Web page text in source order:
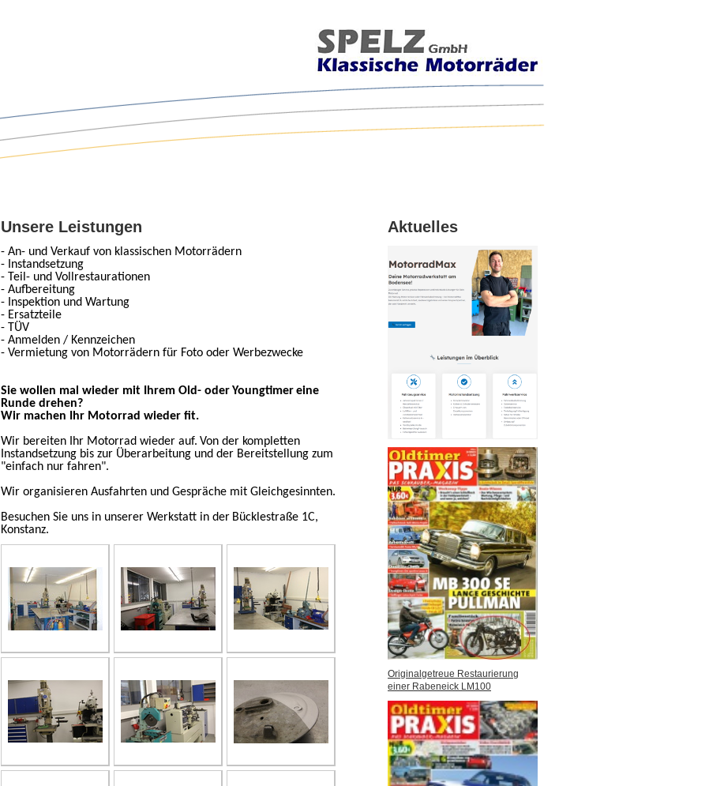
Unsere Leistungen
- An- und Verkauf von klassischen Motorrädern
- Instandsetzung
- Teil- und Vollrestaurationen
- Aufbereitung
- Inspektion und Wartung
- Ersatzteile
- TÜV
- Anmelden / Kennzeichen
- Vermietung von Motorrädern für Foto oder Werbezwecke
Sie wollen mal wieder mit Ihrem Old- oderYoungtimereine
Runde drehen?
Wir machen Ihr Motorrad wieder fit.
Wir bereiten Ihr Motorrad wieder auf. Von der kompletten
Instandsetzung bis zur Überarbeitung und der Bereitstellung zum
"einfach nur fahren".
Wir organisieren Ausfahrten und Gespräche mit Gleichgesinnten.
Besuchen Sie uns in unserer Werkstatt in der Bücklestraße 1C,
Konstanz.
Aktuelles
Originalgetreue Restaurierung
einer Rabeneick LM100